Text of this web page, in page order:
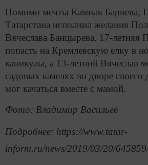
Помимо мечты Камиля Бариева,
Татарстана исполнил желания
Вячеслава Банцырева. 17-летняя
попасть на Кремлевскую елку в
каникулы, а 13-летний Вячеслав
садовых качелях во дворе
мог качаться вместе с мамой.
Фото: Владимир Васильев
Подробнее: https://www.tatar-
inform.ru/news/2019/03/20/